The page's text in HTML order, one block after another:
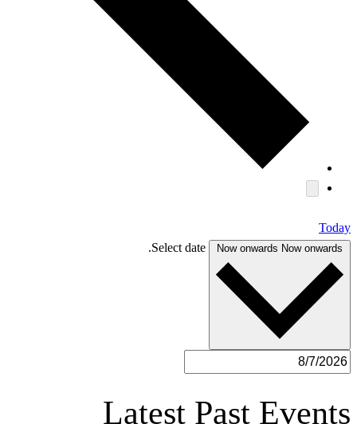
Today
Now onwards Now onwards
Select date.
Latest Past Events